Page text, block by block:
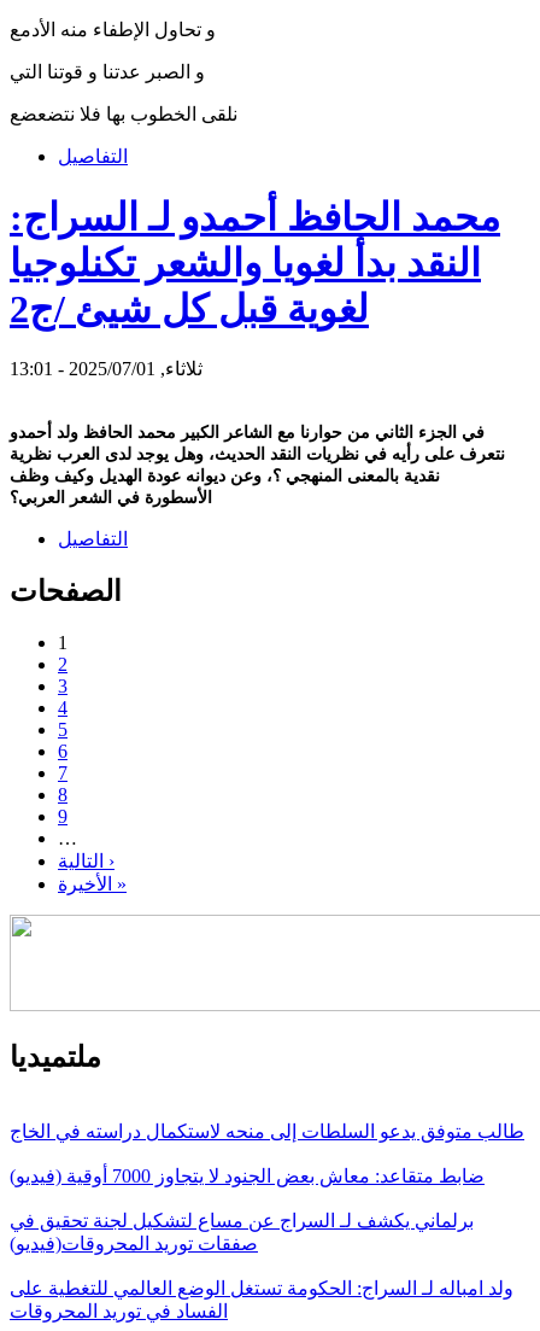
و تحاول الإطفاء منه الأدمع
و الصبر عدتنا و قوتنا التي
نلقى الخطوب بها فلا نتضعضع
التفاصيل
محمد الحافظ أحمدو لـ السراج:
النقد بدأ لغويا والشعر تكنلوجيا
لغوية قبل كل شيئ /ج2
ثلاثاء, 2025/07/01 - 13:01
في الجزء الثاني من حوارنا مع الشاعر الكبير محمد الحافظ ولد أحمدو
نتعرف على رأيه في نظريات النقد الحديث، وهل يوجد لدى العرب نظرية
نقدية بالمعنى المنهجي ؟، وعن ديوانه عودة الهديل وكيف وظف
الأسطورة في الشعر العربي؟
التفاصيل
الصفحات
1
2
3
4
5
6
7
8
9
…
التالية ›
الأخيرة »
ملتميديا
طالب متوفق يدعو السلطات إلى منحه لاستكمال دراسته في الخاج
ضابط متقاعد: معاش بعض الجنود لا يتجاوز 7000 أوقية (فيديو)
برلماني يكشف لـ السراج عن مساع لتشكيل لجنة تحقيق في
صفقات توريد المحروقات(فيديو)
ولد امباله لـ السراج: الحكومة تستغل الوضع العالمي للتغطية على
الفساد في توريد المحروقات